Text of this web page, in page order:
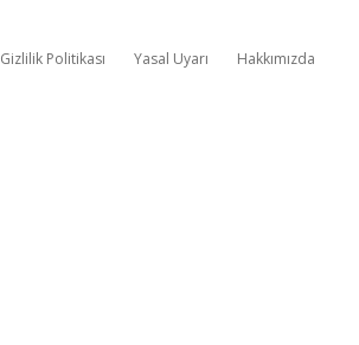
Gizlilik Politikası Yasal Uyarı Hakkımızda